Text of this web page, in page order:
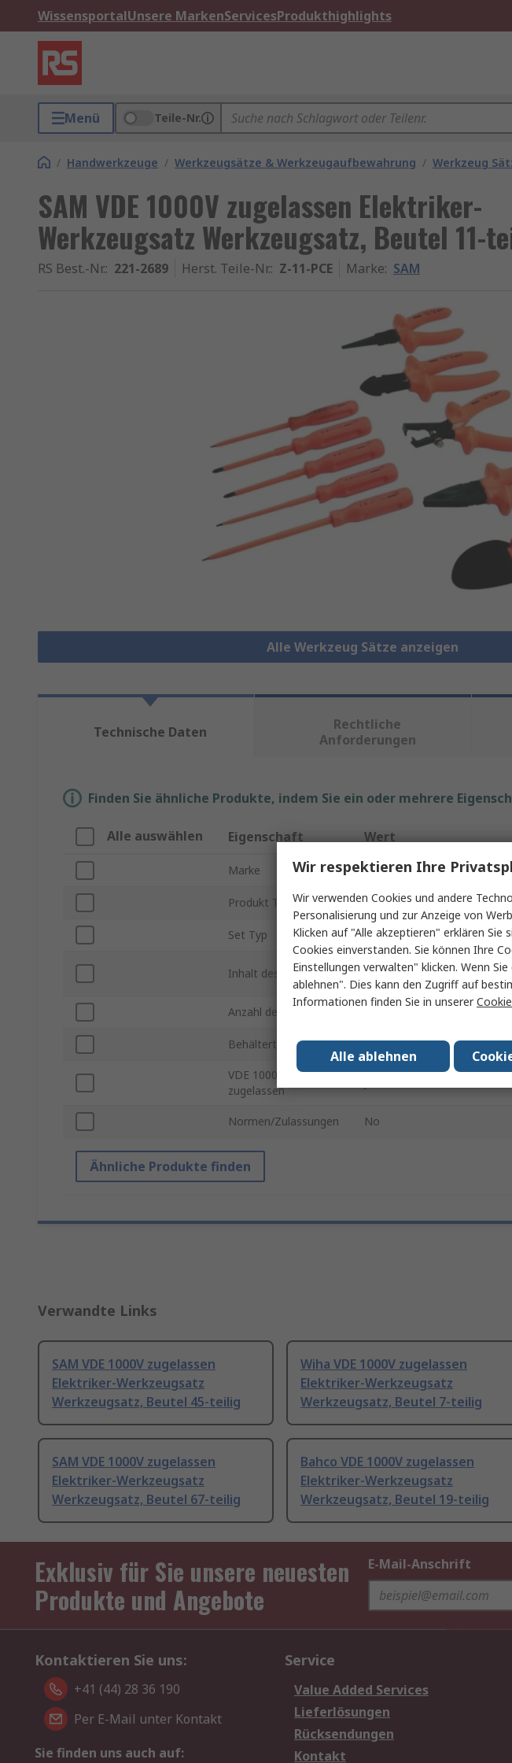
WissensportalUnsere MarkenServicesProdukthighlights
Menü Teile-Nr.
/ Handwerkzeuge / Werkzeugsätze & Werkzeugaufbewahrung / Werkzeug
SAM VDE 1000V zugelassen Elektriker-
Werkzeugsatz Werkzeugsatz, Beutel 11-
RS Best.-Nr.: 221-2689 Herst. Teile-Nr.: Z-11-PCE Marke: SAM
Alle Werkzeug Sätze anzeigen
Technische Daten
Rechtliche
Anforderungen
Finden Sie ähnliche Produkte, indem Sie ein oder mehrere
Alle auswählen Eigenschaft Wert
Marke SAM
Produkt Typ Werkzeugsatz
Set Typ Elektriker-Werkzeugsatz
Inhalt des Sets
Schneidewerkzeug,
Rundzange,
Anzahl der Teile
Behältertyp Beutel
VDE 1000V
zugelassen
Normen/Zulassungen No
Ähnliche Produkte finden
Verwandte Links
SAM VDE 1000V zugelassen
Elektriker-Werkzeugsatz
Werkzeugsatz, Beutel 45-teilig
Wiha VDE 1000V zugelassen
Elektriker-Werkzeugsatz
Werkzeugsatz, Beutel 7-teilig
SAM VDE 1000V zugelassen
Elektriker-Werkzeugsatz
Werkzeugsatz, Beutel 67-teilig
Bahco VDE 1000V zugelassen
Elektriker-Werkzeugsatz
Werkzeugsatz, Beutel 19-teilig
Exklusiv für Sie unsere neuesten
Produkte und Angebote
E-Mail-Anschrift
Kontaktieren Sie uns:
+41 (44) 28 36 190
Per E-Mail unter Kontakt
Sie finden uns auch auf:
Service
Value Added Services
Lieferlösungen
Rücksendungen
Kontakt
Wir respektieren Ihre
Wir verwenden Cookies und andere
Personalisierung und zur Anzeige von
Klicken auf "Alle akzeptieren" erklären
Cookies einverstanden. Sie können Ihre
Einstellungen verwalten" klicken. Wenn
ablehnen". Dies kann den Zugriff auf
Informationen finden Sie in unserer
Alle ablehnen